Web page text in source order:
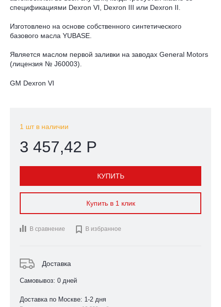
спецификациями Dexron VI, Dexron III или Dexron II.
Изготовлено на основе собственного синтетического
базового масла YUBASE.
Является маслом первой заливки на заводах General Motors
(лицензия № J60003).
GM Dexron VI
1 шт в наличии
3 457,42 Р
КУПИТЬ
Купить в 1 клик
В сравнение  В избранное
Доставка
Самовывоз: 0 дней
Доставка по Москве: 1-2 дня